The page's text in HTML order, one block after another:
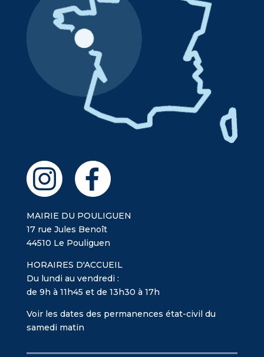
MAIRIE DU POULIGUEN
17 rue Jules Benoît
44510 Le Pouliguen
HORAIRES D'ACCUEIL
Du lundi au vendredi :
de 9h à 11h45 et de 13h30 à 17h
Voir les dates des permanences état-civil du
samedi matin